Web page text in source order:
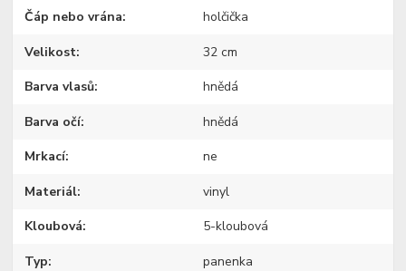
Čáp nebo vrána holčička
Velikost 32 cm
Barva vlasů hnědá
Barva očí hnědá
Mrkací ne
Materiál vinyl
Kloubová 5-kloubová
Typ panenka